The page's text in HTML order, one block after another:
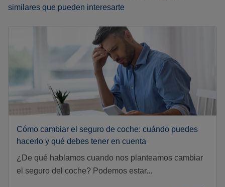
similares que pueden interesarte
Cómo cambiar el seguro de coche: cuándo puedes
hacerlo y qué debes tener en cuenta
¿De qué hablamos cuando nos planteamos cambiar
el seguro del coche? Podemos estar...